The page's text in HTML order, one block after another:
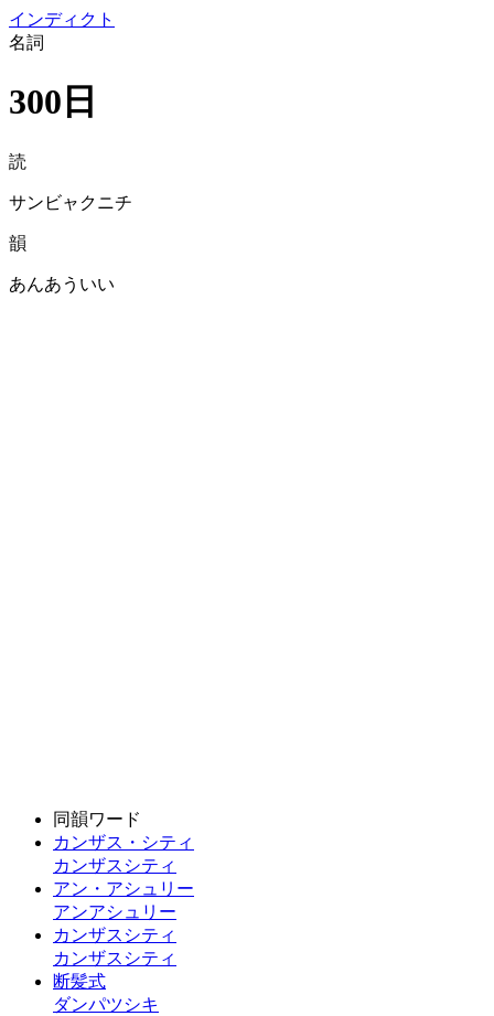
インディクト
名詞
300日
読
サンビャクニチ
韻
あんあういい
同韻ワード
カンザス・シティ
カンザスシティ
アン・アシュリー
アンアシュリー
カンザスシティ
カンザスシティ
断髪式
ダンパツシキ